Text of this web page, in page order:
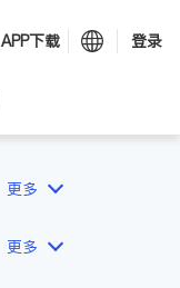
APP下载 登录
更多
更多